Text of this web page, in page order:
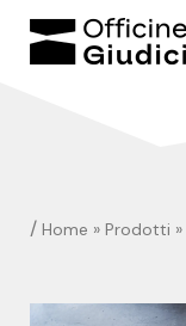
/ Home » Prodotti »